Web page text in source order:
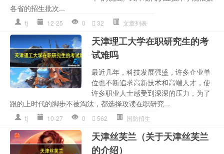
各省的招生批次...
tj 12-25 0 32 文章列表
天津理工大学在职研究生的考
试难吗
最近几年，科技发展强盛，许多企业单
位也不断追求高新技术和高端人才，使
许多职业人士感受到深深的压力，为了
跟的上时代的脚步不被淘汰，都选择攻读在职研究...
tj 10-27 0 562 国防招生
天津丝芙兰（关于天津丝芙兰
的介绍）